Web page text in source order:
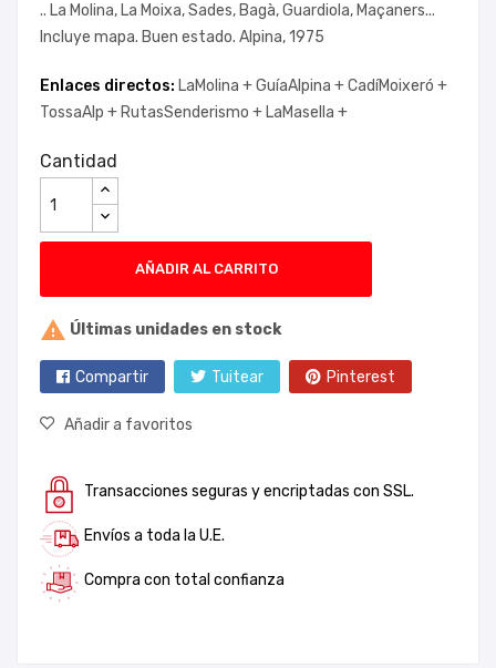
.. La Molina, La Moixa, Sades, Bagà, Guardiola, Maçaners...
Incluye mapa. Buen estado. Alpina, 1975
Enlaces directos: LaMolina +GuíaAlpina +CadíMoixeró +
TossaAlp + RutasSenderismo + LaMasella +
Cantidad
AÑADIR AL CARRITO
 Últimas unidades en stock
Compartir Tuitear Pinterest
Añadir a favoritos
Transacciones seguras y encriptadas con SSL.
Envíos a toda la U.E.
Compra con total confianza